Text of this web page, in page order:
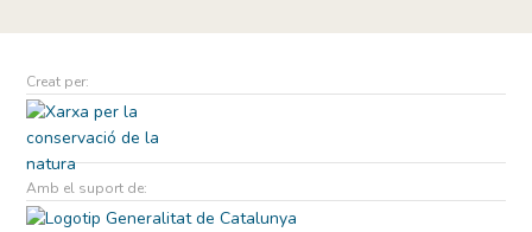
Creat per:
Amb el suport de: